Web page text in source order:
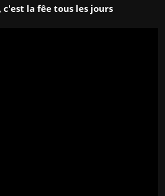
c'est la fêe tous les jours